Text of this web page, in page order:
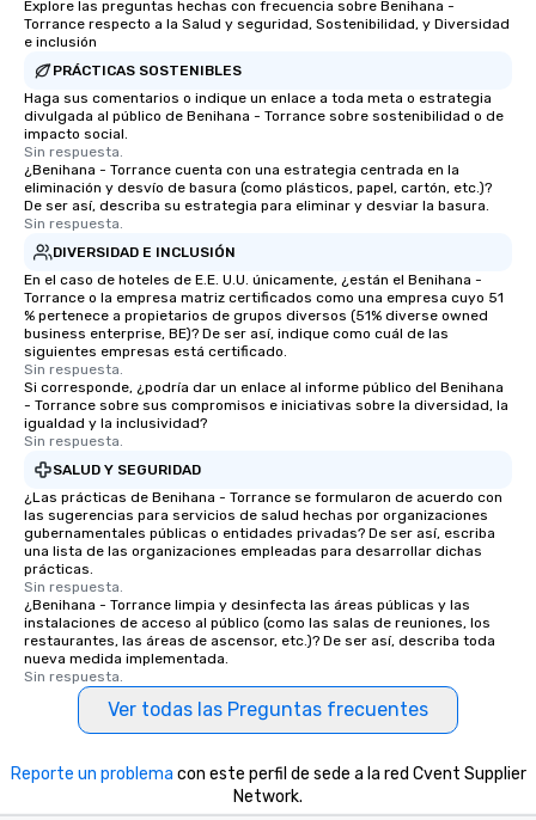
Explore las preguntas hechas con frecuencia sobre Benihana -
Torrance respecto a la Salud y seguridad, Sostenibilidad, y Diversidad
e inclusión
PRÁCTICAS SOSTENIBLES
Haga sus comentarios o indique un enlace a toda meta o estrategia
divulgada al público de Benihana - Torrance sobre sostenibilidad o de
impacto social.
Sin respuesta.
¿Benihana - Torrance cuenta con una estrategia centrada en la
eliminación y desvío de basura (como plásticos, papel, cartón, etc.)?
De ser así, describa su estrategia para eliminar y desviar la basura.
Sin respuesta.
DIVERSIDAD E INCLUSIÓN
En el caso de hoteles de E.E. U.U. únicamente, ¿están el Benihana -
Torrance o la empresa matriz certificados como una empresa cuyo 51
% pertenece a propietarios de grupos diversos (51% diverse owned
business enterprise, BE)? De ser así, indique como cuál de las
siguientes empresas está certificado.
Sin respuesta.
Si corresponde, ¿podría dar un enlace al informe público del Benihana
- Torrance sobre sus compromisos e iniciativas sobre la diversidad, la
igualdad y la inclusividad?
Sin respuesta.
SALUD Y SEGURIDAD
¿Las prácticas de Benihana - Torrance se formularon de acuerdo con
las sugerencias para servicios de salud hechas por organizaciones
gubernamentales públicas o entidades privadas? De ser así, escriba
una lista de las organizaciones empleadas para desarrollar dichas
prácticas.
Sin respuesta.
¿Benihana - Torrance limpia y desinfecta las áreas públicas y las
instalaciones de acceso al público (como las salas de reuniones, los
restaurantes, las áreas de ascensor, etc.)? De ser así, describa toda
nueva medida implementada.
Sin respuesta.
Ver todas las Preguntas frecuentes
Reporte un problema con este perfil de sede a la red Cvent Supplier
Network.